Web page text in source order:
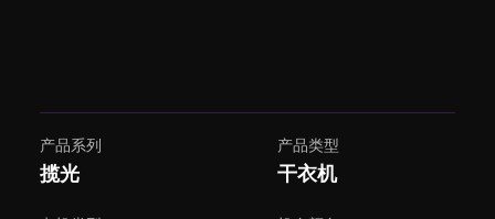
产品系列
揽光
产品类型
干衣机